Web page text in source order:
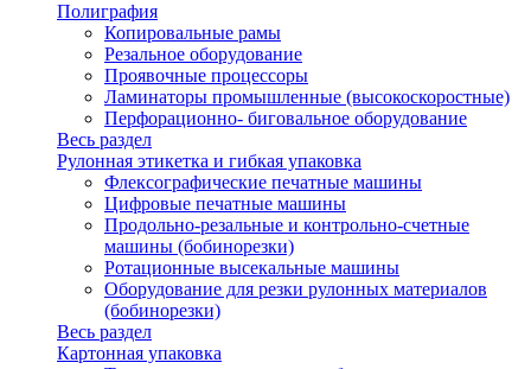
Полиграфия
Копировальные рамы
Резальное оборудование
Проявочные процессоры
Ламинаторы промышленные (высокоскоростные)
Перфорационно- биговальное оборудование
Весь раздел
Рулонная этикетка и гибкая упаковка
Флексографические печатные машины
Цифровые печатные машины
Продольно-резальные и контрольно-счетные
машины (бобинорезки)
Ротационные высекальные машины
Оборудование для резки рулонных материалов
(бобинорезки)
Весь раздел
Картонная упаковка